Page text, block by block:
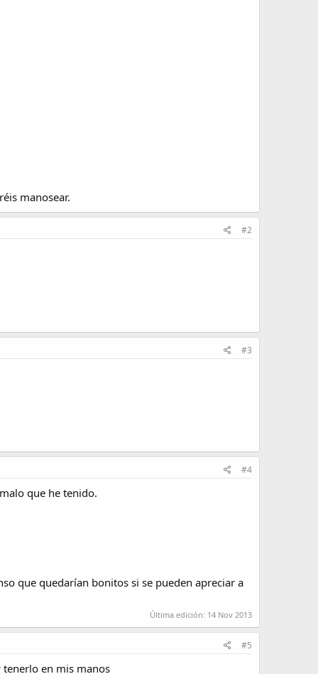
manosear.
#2
#3
#4
que he tenido.
que quedarían bonitos si se pueden apreciar a
Última edición: 14 Nov 2013
#5
en mis manos